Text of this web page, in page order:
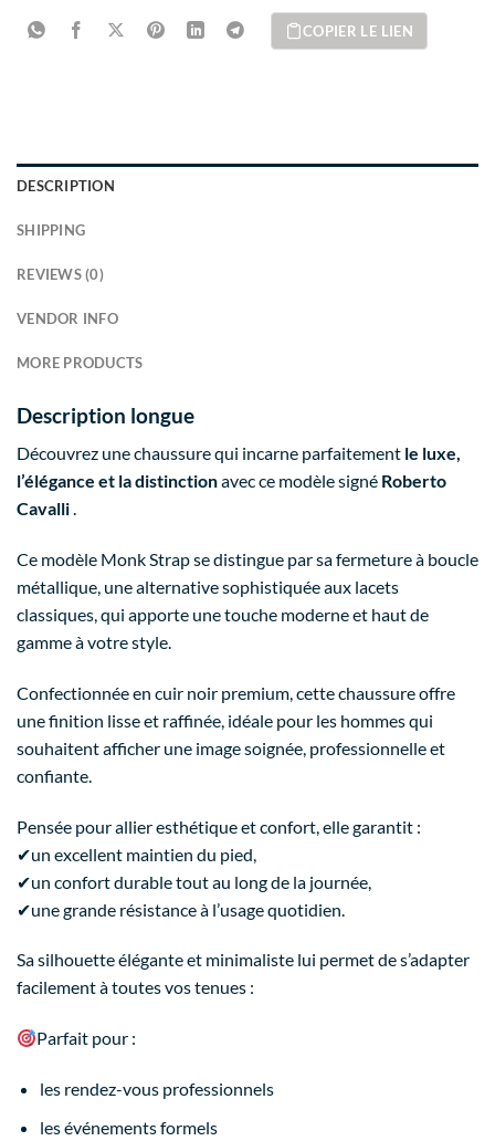
COPIER LE LIEN
DESCRIPTION
SHIPPING
REVIEWS (0)
VENDOR INFO
MORE PRODUCTS
Description longue
Découvrez une chaussure qui incarne parfaitement le luxe,
l’élégance et la distinctionavec ce modèle signé Roberto
Cavalli.
Ce modèle Monk Strap se distingue par sa fermeture à boucle
métallique, une alternative sophistiquée aux lacets
classiques, qui apporte une touche moderne et haut de
gamme à votre style.
Confectionnée en cuir noir premium, cette chaussure offre
une finition lisse et raffinée, idéale pour les hommes qui
souhaitent afficher une image soignée, professionnelle et
confiante.
Pensée pour allier esthétique et confort, elle garantit :
✔un excellent maintien du pied,
✔un confort durable tout au long de la journée,
✔une grande résistance à l’usage quotidien.
Sa silhouette élégante et minimaliste lui permet de s’adapter
facilement à toutes vos tenues :
Parfait pour :
les rendez-vous professionnels
les événements formels